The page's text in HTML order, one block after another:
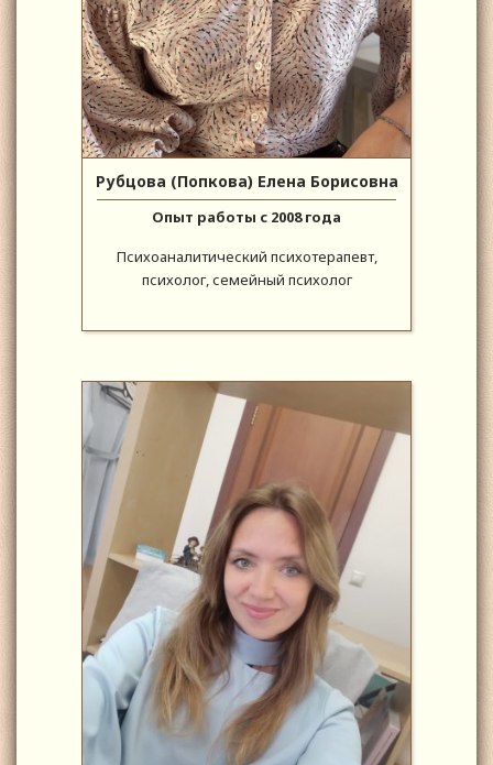
Рубцова (Попкова) Елена Борисовна
Опыт работы с 2008 года
Психоаналитический психотерапевт,
психолог, семейный психолог